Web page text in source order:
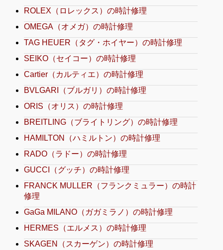
ROLEX（ロレックス）の時計修理
OMEGA（オメガ）の時計修理
TAG HEUER（タグ・ホイヤー）の時計修理
SEIKO（セイコー）の時計修理
Cartier（カルティエ）の時計修理
BVLGARI（ブルガリ）の時計修理
ORIS（オリス）の時計修理
BREITLING（ブライトリング）の時計修理
HAMILTON（ハミルトン）の時計修理
RADO（ラドー）の時計修理
GUCCI（グッチ）の時計修理
FRANCK MULLER（フランクミュラー）の時計
修理
GaGa MILANO（ガガミラノ）の時計修理
HERMES（エルメス）の時計修理
SKAGEN（スカーゲン）の時計修理